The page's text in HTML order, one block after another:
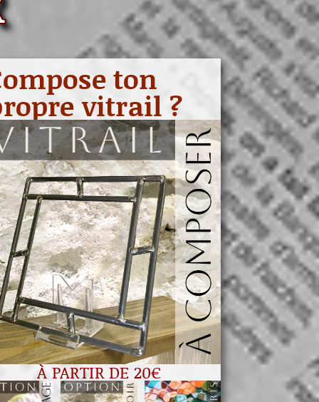
À PARTIR DE 20€
ton
vitrail ?